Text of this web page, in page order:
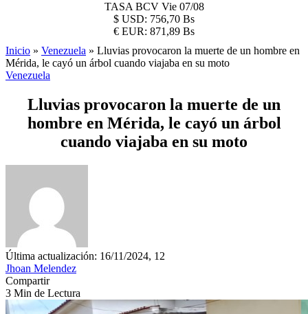
TASA BCV Vie 07/08
$ USD: 756,70 Bs
€ EUR: 871,89 Bs
Inicio » Venezuela » Lluvias provocaron la muerte de un hombre en
Mérida, le cayó un árbol cuando viajaba en su moto
Venezuela
Lluvias provocaron la muerte de un
hombre en Mérida, le cayó un árbol
cuando viajaba en su moto
Última actualización: 16/11/2024, 12
Jhoan Melendez
Compartir
3 Min de Lectura